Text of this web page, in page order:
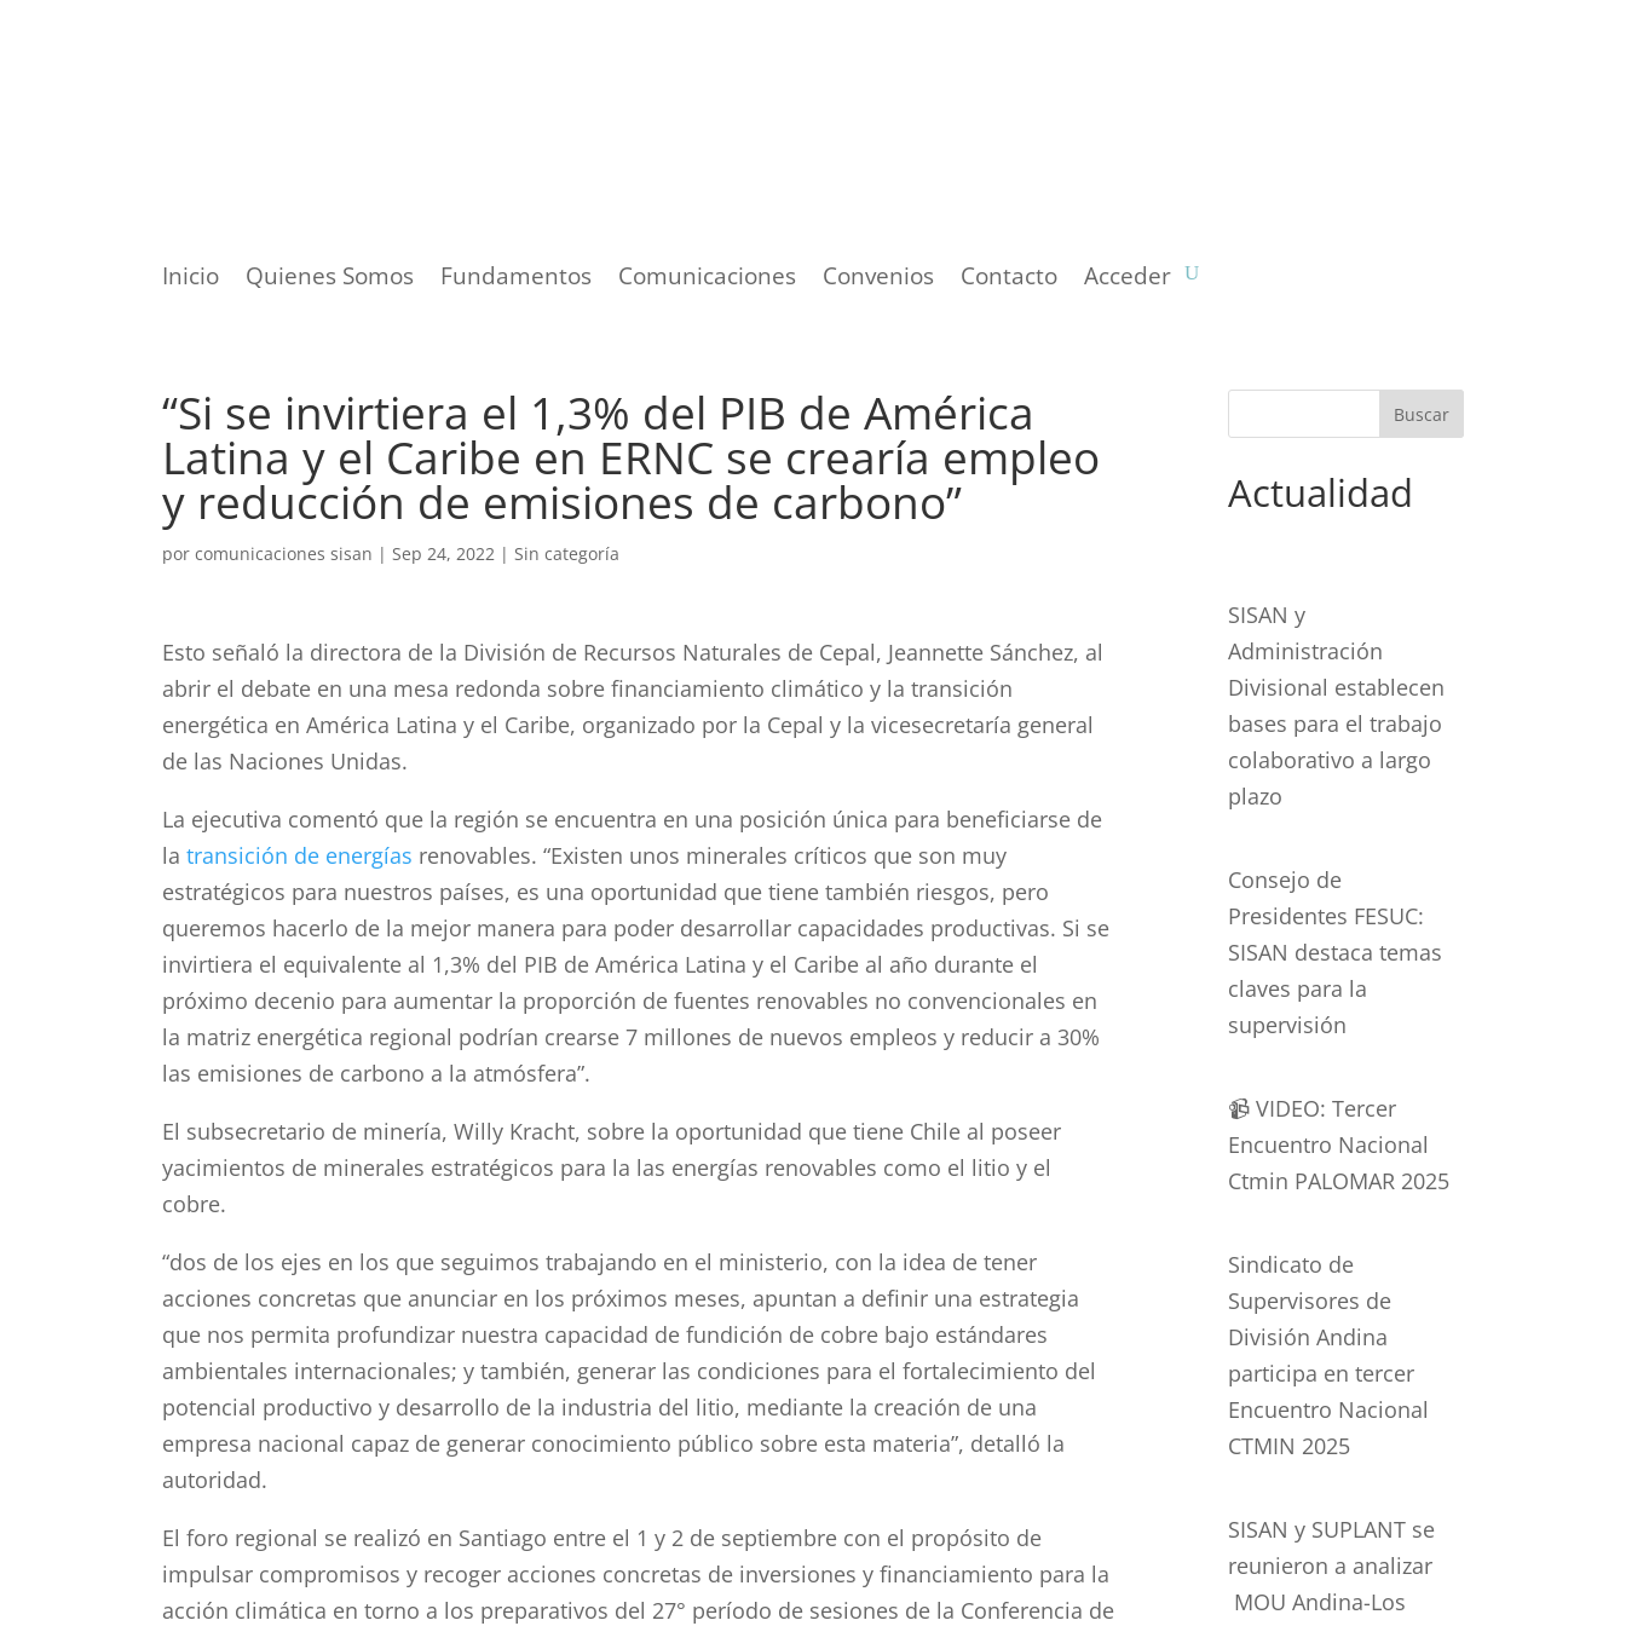
Inicio Quienes Somos Fundamentos Comunicaciones Convenios Contacto Acceder
“Si se invirtiera el 1,3% del PIB de América
Latina y el Caribe en ERNC se crearía empleo
y reducción de emisiones de carbono”
porcomunicaciones sisan |Sep 24, 2022 |Sin categoría
Esto señaló la directora de la División de Recursos Naturales de Cepal, Jeannette Sánchez, al
abrir el debate en una mesa redonda sobre financiamiento climático y la transición
energética en América Latina y el Caribe, organizado por la Cepal y la vicesecretaría general
de las Naciones Unidas.
La ejecutiva comentó que la región se encuentra en una posición única para beneficiarse de
latransición de energías renovables. “Existen unos minerales críticos que son muy
estratégicos para nuestros países, es una oportunidad que tiene también riesgos, pero
queremos hacerlo de la mejor manera para poder desarrollar capacidades productivas. Si se
invirtiera el equivalente al 1,3% del PIB de América Latina y el Caribe al año durante el
próximo decenio para aumentar la proporción de fuentes renovables no convencionales en
la matriz energética regional podrían crearse 7 millones de nuevos empleos y reducir a 30%
las emisiones de carbono a la atmósfera”.
El subsecretario de minería, Willy Kracht, sobre la oportunidad que tiene Chile al poseer
yacimientos de minerales estratégicos para la las energías renovables como el litio y el
cobre.
“dos de los ejes en los que seguimos trabajando en el ministerio, con la idea de tener
acciones concretas que anunciar en los próximos meses, apuntan a definir una estrategia
que nos permita profundizar nuestra capacidad de fundición de cobre bajo estándares
ambientales internacionales; y también, generar las condiciones para el fortalecimiento del
potencial productivo y desarrollo de la industria del litio, mediante la creación de una
empresa nacional capaz de generar conocimiento público sobre esta materia”, detalló la
autoridad.
El foro regional se realizó en Santiago entre el 1 y 2 de septiembre con el propósito de
impulsar compromisos y recoger acciones concretas de inversiones y financiamiento para la
acción climática en torno a los preparativos del 27° período de sesiones de la Conferencia de
Actualidad
SISAN y
Administración
Divisional establecen
bases para el trabajo
colaborativo a largo
plazo
Consejo de
Presidentes FESUC:
SISAN destaca temas
claves para la
supervisión
📹 VIDEO: Tercer
Encuentro Nacional
Ctmin PALOMAR 2025
Sindicato de
Supervisores de
División Andina
participa en tercer
Encuentro Nacional
CTMIN 2025
SISAN y SUPLANT se
reunieron a analizar
MOU Andina-Los